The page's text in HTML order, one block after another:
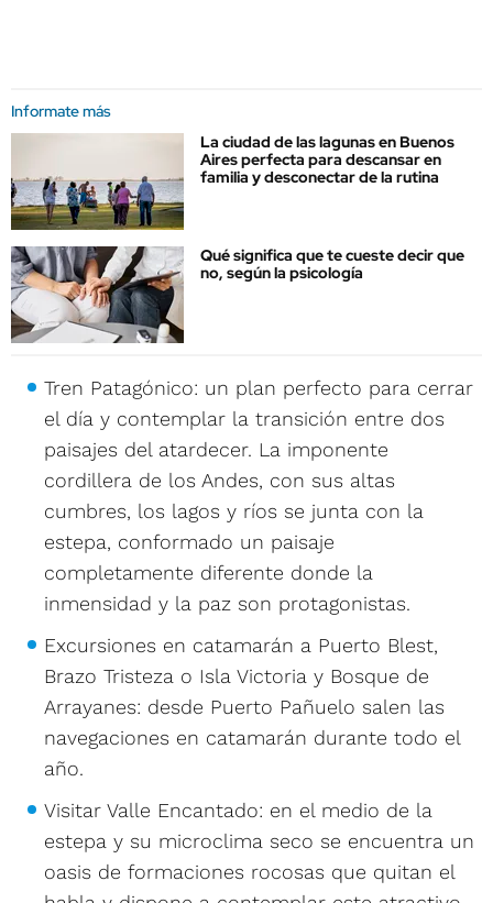
Informate más
La ciudad de las lagunas en Buenos
Aires perfecta para descansar en
familia y desconectar de la rutina
Qué significa que te cueste decir que
no, según la psicología
Tren Patagónico: un plan perfecto para cerrar
el día y contemplar la transición entre dos
paisajes del atardecer. La imponente
cordillera de los Andes, con sus altas
cumbres, los lagos y ríos se junta con la
estepa, conformado un paisaje
completamente diferente donde la
inmensidad y la paz son protagonistas.
Excursiones en catamarán a Puerto Blest,
Brazo Tristeza o Isla Victoria y Bosque de
Arrayanes: desde Puerto Pañuelo salen las
navegaciones en catamarán durante todo el
año.
Visitar Valle Encantado: en el medio de la
estepa y su microclima seco se encuentra un
oasis de formaciones rocosas que quitan el